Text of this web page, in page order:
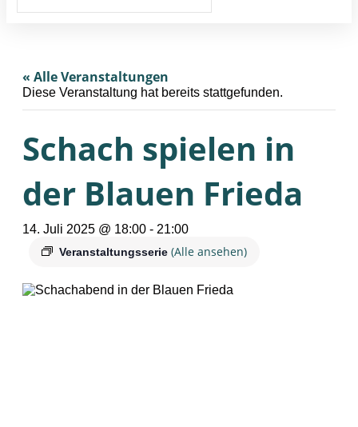
« Alle Veranstaltungen
Diese Veranstaltung hat bereits stattgefunden.
Schach spielen in
der Blauen Frieda
14. Juli 2025 @ 18:00 - 21:00
Veranstaltungsserie (Alle ansehen)